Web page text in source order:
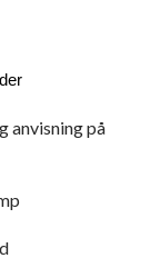
anvisning på